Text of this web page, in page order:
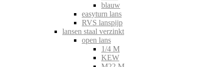
blauw
easyturn lans
RVS lanspijp
lansen staal verzinkt
open lans
1/4 M
KEW